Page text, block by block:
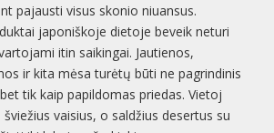
pajausti visus skonio niuansus.
japoniškoje dietoje beveik neturi
itin saikingai. Jautienos,
ir kita mėsa turėtų būti ne pagrindinis
tik kaip papildomas priedas. Vietoj
vaisius, o saldžius desertus su